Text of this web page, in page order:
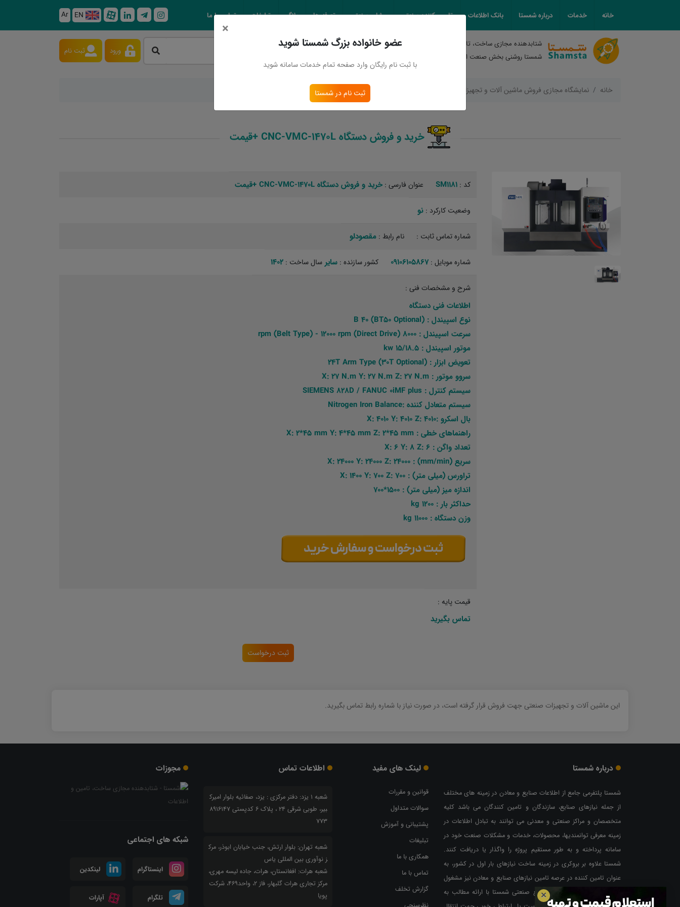
خانه خدمات درباره شمستا بانک اطلاعات تامین کننده صنعتی مشاور صنعتی تعرفه ها بلاگ تبلیغات تماس با ما EN
Ar
شتابدهنده مجازی ساخت، تامین و اطلاعات
شمستا روشنی بخش صنعت ایران
ورود ثبت نام
خانه نمایشگاه مجازی فروش ماشین آلات و تجهیزات
خرید و فروش دستگاه CNC-VMC-1470L +قیمت
کد : SM1181 عنوان فارسی : خرید و فروش دستگاه CNC-VMC-1470L +قیمت
وضعیت کارکرد : نو ‏
شماره تماس ثابت : نام رابط : مقصودلو ‏
شماره موبایل : 09106105867 کشور سازنده : سایر سال ساخت : 1402
شرح و مشخصات فنی :
اطلاعات فنی دستگاه
نوع اسپیندل : B 40 (BT50 Optional)
سرعت اسپیندل : 8000 rpm (Belt Type) - 12000 rpm (Direct Drive)
موتور اسپیندل : 15/18.5 kw
تعویض ابزار : 24T Arm Type (30T Optional)
سروو موتور : X: 27 N.m Y: 27 N.m Z: 27 N.m
سیستم کنترل : SIEMENS 828D / FANUC 0iMF plus
سیستم متعادل کننده :Nitrogen Iron Balance
بال اسکرو :X: 4010 Y: 4010 Z: 4010
راهنماهای خطی : X: 2*45 mm Y: 4*45 mm Z: 2*45 mm
تعداد واگن : X: 6 Y: 8 Z: 6
سریع (mm/min) : X: 24000 Y: 24000 Z: 24000
تراورس (میلی متر) : X: 1400 Y: 700 Z: 700
اندازه میز (میلی متر) : 1500*700
حداکثر بار : 1200 kg
وزن دستگاه : 11000 kg
قیمت پایه :
تماس بگیرید
ثبت درخواست
این ماشین آلات و تجهیزات صنعتی جهت فروش قرار گرفته است، در صورت نیاز با شماره رابط تماس بگیرید.
درباره شمستا
شمستا پلتفرمی جامع از اطلاعات صنایع و معادن در زمینه های مختلف
از جمله نیازهای صنایع، سازندگان و تامین کنندگان می باشد کلیه
متخصصان و مراکز صنعتی و معدنی می توانند به تبادل اطلاعات در
زمینه معرفی توانمندیها، محصولات، خدمات و مشکلات صنعت خود در
سامانه پرداخته و به طور مستقیم پروژه را واگذار یا دریافت کنند.
شمستا علاوه بر بروکری در زمینه ساخت نیازهای بار اول در کشور، به
عنوان تامین کننده در عرصه تامین نیازهای صنایع و معادن نیز مشغول
به فعالیت می باشد. سامانه جامع صنعتی شمستا با ارائه مطالب به
لینک های مفید
قوانین و مقررات
سوالات متداول
پشتیبانی و آموزش
تبلیغات
همکاری با ما
تماس با ما
گزارش تخلف
اطلاعات تماس
شعبه 1 یزد: دفتر مرکزی : یزد، صفائیه بلوار امیرک
بیر، طوبی شرقی 24 ، پلاک 6 کدپستی 8916147
773
شعبه تهران: بلوار ارتش، جنب خیابان ابوذر، مرک
ز نوآوری بین المللی یاس
شعبه هرات: افغانستان، هرات، جاده لیسه مهری،
مرکز تجاری هرات گلبهار، فاز ۲، واحد۴۶۹، شرکت
پویا
مجوزات
شبکه های اجتماعی
اینستاگرام لینکدین
تلگرام آپارات
×
عضو خانواده بزرگ شمستا شوید
با ثبت نام رایگان وارد صفحه تمام خدمات سامانه شوید
ثبت نام در شمستا
✕